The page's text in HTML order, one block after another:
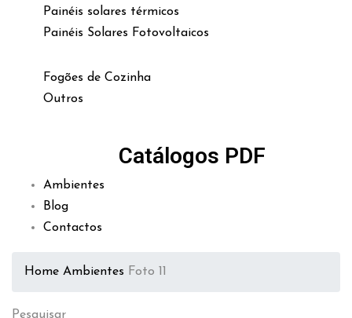
Painéis solares térmicos
Painéis Solares Fotovoltaicos
Fogões de Cozinha
Outros
Catálogos PDF
Ambientes
Blog
Contactos
Home Ambientes Foto 11
Pesquisar